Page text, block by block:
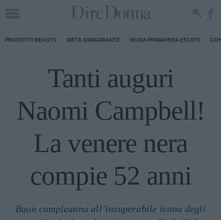
PRODOTTI BEAUTY DIETA DIMAGRANTE MODA PRIMAVERA ESTATE
Tanti auguri
Naomi Campbell!
La venere nera
compie 52 anni
Buon compleanno all’insuperabile icona degli